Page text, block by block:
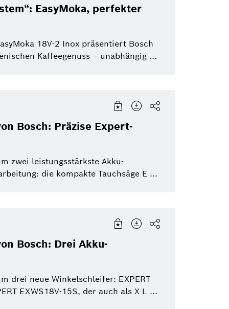
EasyMoka, perfekter
18V-2 Inox präsentiert Bosch
Kaffeegenuss – unabhängig ...
Bosch: Präzise Expert-
zwei leistungsstärkste Akku-
die kompakte Tauchsäge E ...
Bosch: Drei Akku-
drei neue Winkelschleifer: EXPERT
EXWS18V-15S, der auch als X L ...